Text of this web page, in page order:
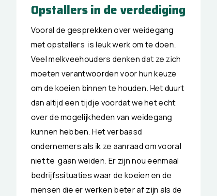
Opstallers in de verdediging
Vooral de gesprekken over weidegang
met opstallers is leuk werk om te doen.
Veel melkveehouders denken dat ze zich
moeten verantwoorden voor hun keuze
om de koeien binnen te houden. Het duurt
dan altijd een tijdje voordat we het echt
over de mogelijkheden van weidegang
kunnen hebben. Het verbaasd
ondernemers als ik ze aanraad om vooral
niet te gaan weiden. Er zijn nou eenmaal
bedrijfssituaties waar de koeien en de
mensen die er werken beter af zijn als de